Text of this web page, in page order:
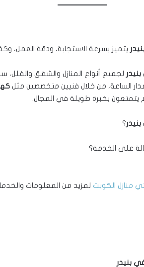
يتميز بسرعة الاستجابة، ودقة العمل،
لجميع أنواع المنازل والشقق والفلل،
الساعة، من خلال فنيين متخصصين مثل
يتمتعون بخبرة طويلة في المجال.
؟
على الخدمة؟
منازل الكويت لمزيد من المعلومات
بنيدر